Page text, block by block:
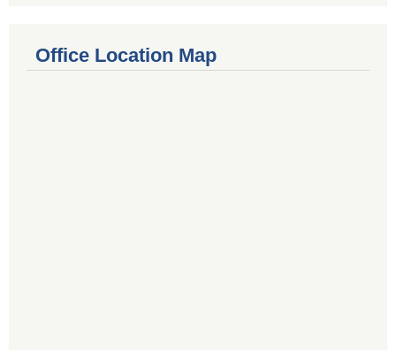
Office Location Map